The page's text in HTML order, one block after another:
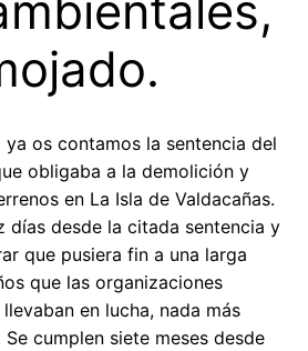
os contamos la sentencia del
obligaba a la demolición y
en La Isla de Valdacañas.
días desde la citada sentencia y
que pusiera fin a una larga
que las organizaciones
en lucha, nada más
cumplen siete meses desde